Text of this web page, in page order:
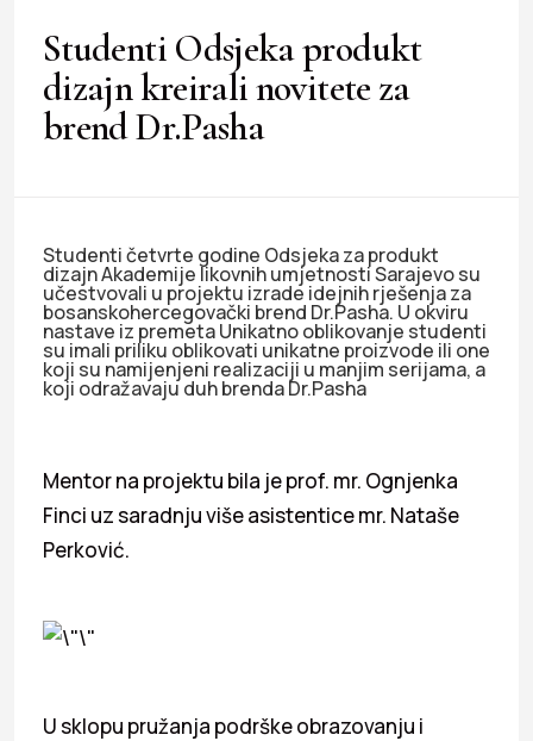
Studenti Odsjeka produkt
dizajn kreirali novitete za
brend Dr.Pasha
Studenti četvrte godine Odsjeka za produkt
dizajn Akademije likovnih umjetnosti Sarajevo su
učestvovali u projektu izrade idejnih rješenja za
bosanskohercegovački brend Dr.Pasha. U okviru
nastave iz premeta Unikatno oblikovanje studenti
su imali priliku oblikovati unikatne proizvode ili one
koji su namijenjeni realizaciji u manjim serijama, a
koji odražavaju duh brenda Dr.Pasha
Mentor na projektu bila je prof. mr. Ognjenka
Finci uz saradnju više asistentice mr. Nataše
Perković.
U sklopu pružanja podrške obrazovanju i